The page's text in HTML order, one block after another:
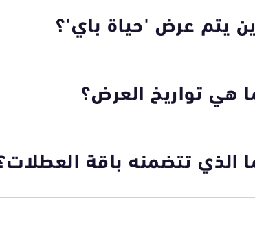
يتم عرض 'حياة باي'؟
هي تواريخ العرض؟
الذي تتضمنه باقة